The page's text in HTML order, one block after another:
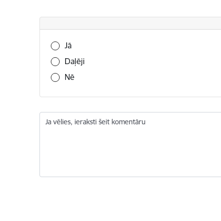
Vai šī informācija bija noderīga?
Jā
Daļēji
Nē
Ja vēlies, ieraksti šeit komentāru